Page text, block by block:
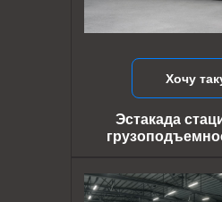
Хочу
Эстакада